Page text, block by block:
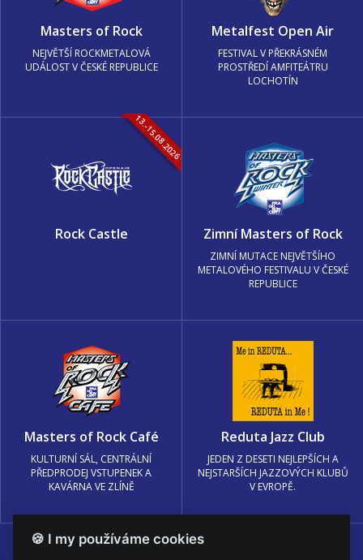
Masters of Rock
NEJVĚTŠÍ ROCKMETALOVÁ
UDÁLOST V ČESKÉ REPUBLICE
Metalfest Open Air
FESTIVAL V PŘEKRÁSNÉM
PROSTŘEDÍ AMFITEÁTRU
LOCHOTÍN
13.-15.08.2026
Rock Castle Zimní Masters of Rock
ZIMNÍ MUTACE NEJVĚTŠÍHO
METALOVÉHO FESTIVALU V ČESKÉ
REPUBLICE
Masters of Rock Café
KULTURNÍ SÁL, CENTRÁLNÍ
PŘEDPRODEJ VSTUPENEK A
KAVÁRNA VE ZLÍNĚ
Reduta Jazz Club
JEDEN Z DESETI NEJLEPŠÍCH A
NEJSTARŠÍCH JAZZOVÝCH KLUBŮ
V EVROPĚ.
🍪 I my používáme cookies